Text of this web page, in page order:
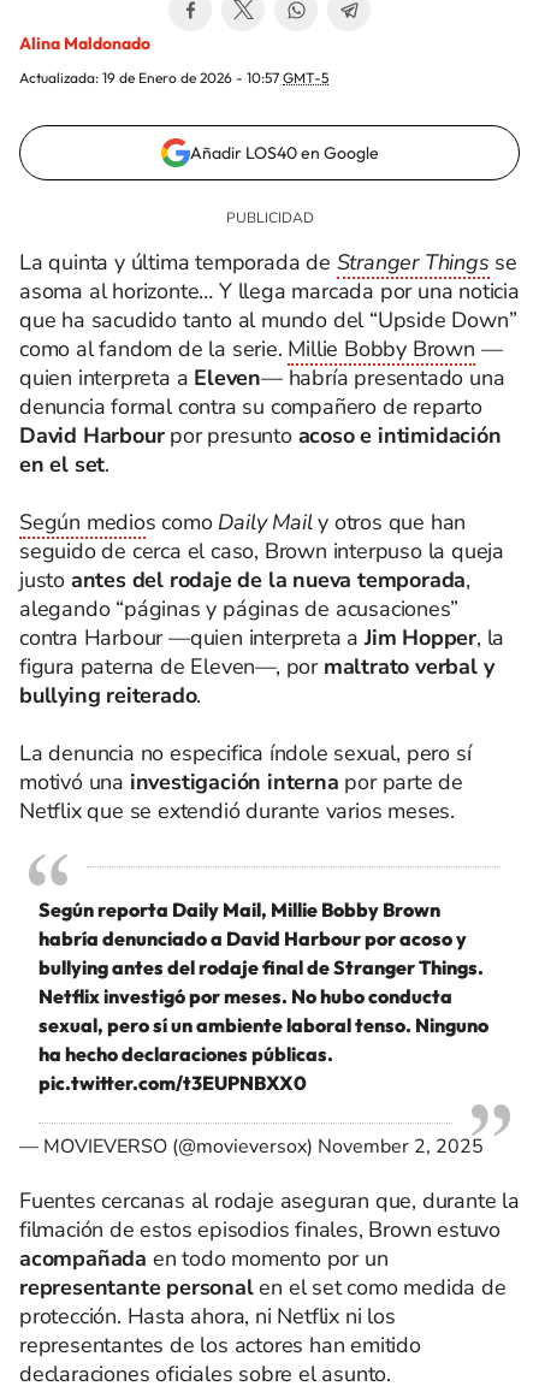
Alina Maldonado
Actualizada: 19 de Enero de 2026 - 10:57 GMT-5
Añadir LOS40 en Google
La quinta y última temporada de Stranger Things se
asoma al horizonte… Y llega marcada por una noticia
que ha sacudido tanto al mundo del “Upside Down”
como al fandom de la serie. Millie Bobby Brown —
quien interpreta a Eleven— habría presentado una
denuncia formal contra su compañero de reparto
David Harbourpor presunto acoso e intimidación
en el set.
Según medios como Daily Maily otros que han
seguido de cerca el caso, Brown interpuso la queja
justo antes del rodaje de la nueva temporada,
alegando “páginas y páginas de acusaciones”
contra Harbour —quien interpreta aJim Hopper, la
figura paterna de Eleven—, por maltrato verbal y
bullying reiterado.
La denuncia no especifica índole sexual, pero sí
motivó una investigación interna por parte de
Netflix que se extendió durante varios meses.
Según reporta Daily Mail, Millie Bobby Brown
habría denunciado a David Harbour por acoso y
bullying antes del rodaje final de Stranger Things.
Netflix investigó por meses. No hubo conducta
sexual, pero sí un ambiente laboral tenso. Ninguno
ha hecho declaraciones públicas.
pic.twitter.com/t3EUPNBXX0
— MOVIEVERSO (@movieversox) November 2, 2025
Fuentes cercanas al rodaje aseguran que, durante la
filmación de estos episodios finales, Brown estuvo
acompañada en todo momento por un
representante personalen el set como medida de
protección. Hasta ahora, ni Netflix ni los
representantes de los actores han emitido
declaraciones oficiales sobre el asunto.